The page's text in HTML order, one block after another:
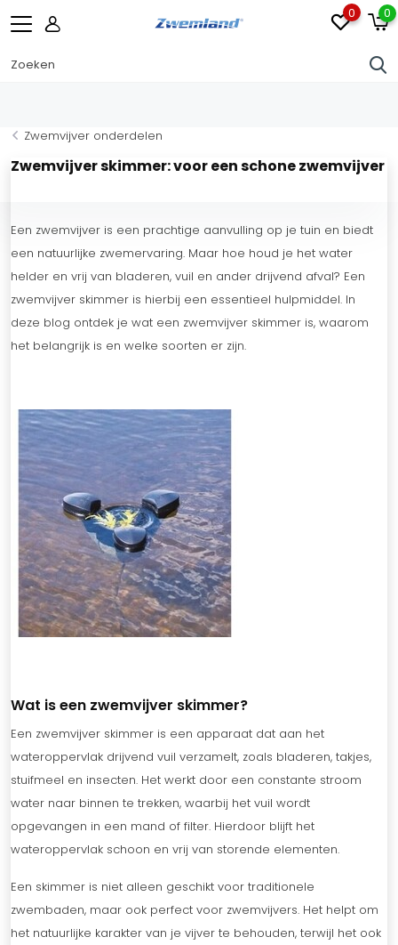
0 0
Zwemvijver onderdelen
Zwemvijver skimmer: voor een schone zwemvijver
Een zwemvijver is een prachtige aanvulling op je tuin en biedt
een natuurlijke zwemervaring. Maar hoe houd je het water
helder en vrij van bladeren, vuil en ander drijvend afval? Een
zwemvijver skimmer is hierbij een essentieel hulpmiddel. In
deze blog ontdek je wat een zwemvijver skimmer is, waarom
het belangrijk is en welke soorten er zijn.
Wat is een zwemvijver skimmer?
Een zwemvijver skimmer is een apparaat dat aan het
wateroppervlak drijvend vuil verzamelt, zoals bladeren, takjes,
stuifmeel en insecten. Het werkt door een constante stroom
water naar binnen te trekken, waarbij het vuil wordt
opgevangen in een mand of filter. Hierdoor blijft het
wateroppervlak schoon en vrij van storende elementen.
Een skimmer is niet alleen geschikt voor traditionele
zwembaden, maar ook perfect voor zwemvijvers. Het helpt om
het natuurlijke karakter van je vijver te behouden, terwijl het ook